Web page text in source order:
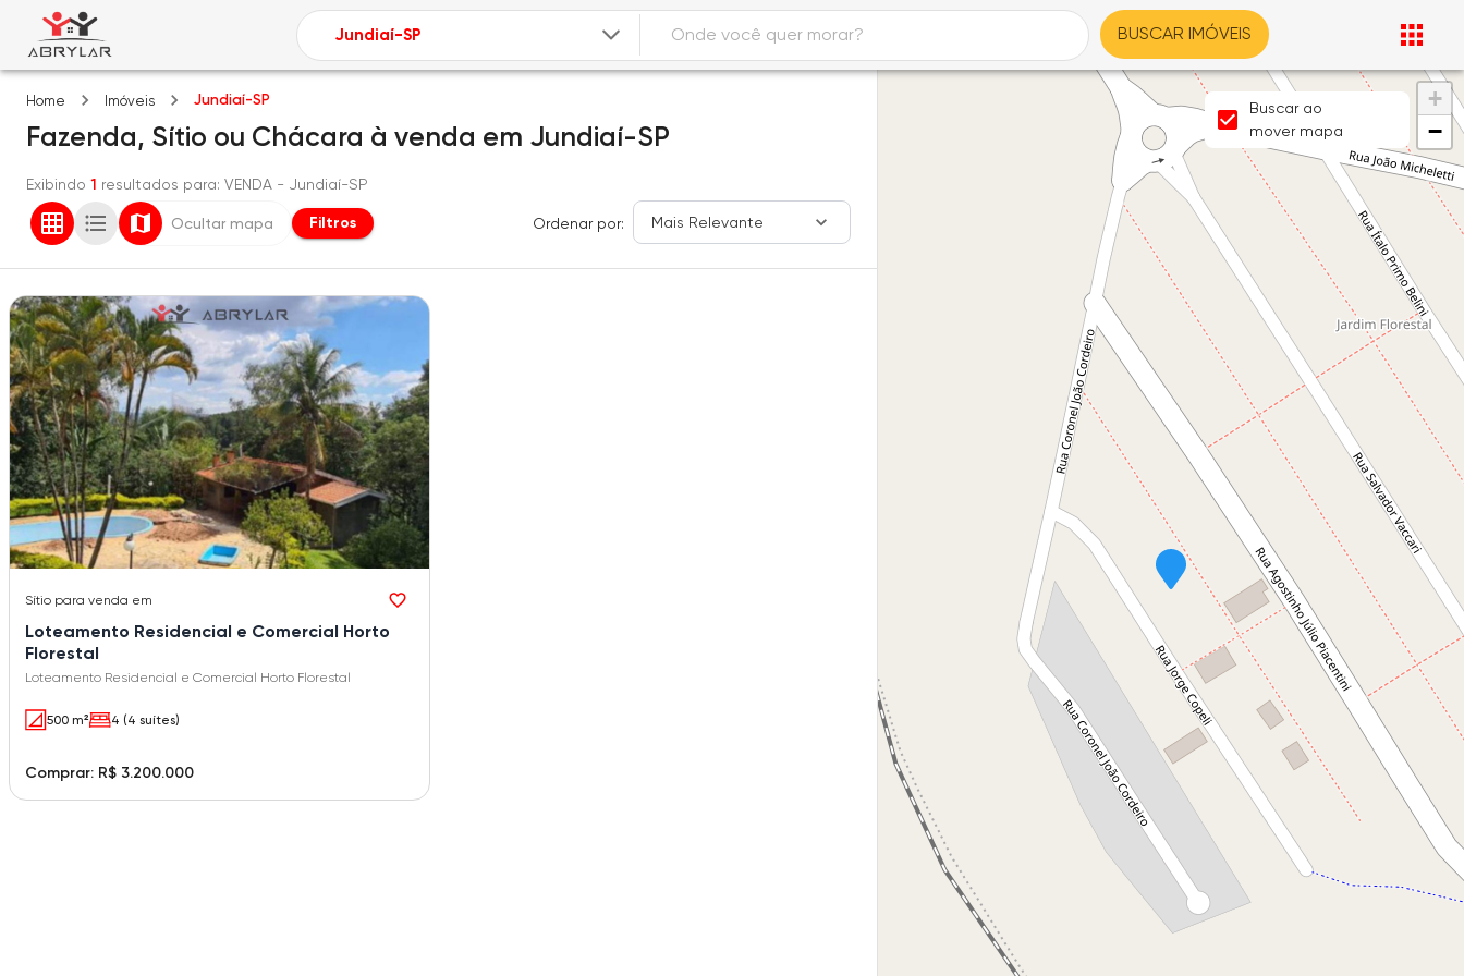
BUSCAR IMÓVEIS
Home Imóveis Jundiaí-SP
Fazenda, Sítio ou Chácara à venda em Jundiaí-SP
Exibindo 1 resultados para: VENDA - Jundiaí-SP
Ocultar mapa Filtros Ordenar por: Mais Relevante
Sítio para venda em
Loteamento Residencial e Comercial Horto
Florestal
Loteamento Residencial e Comercial Horto Florestal
500 m² 4 (4 suítes)
Comprar: R$ 3.200.000
+
−
Buscar ao
mover mapa